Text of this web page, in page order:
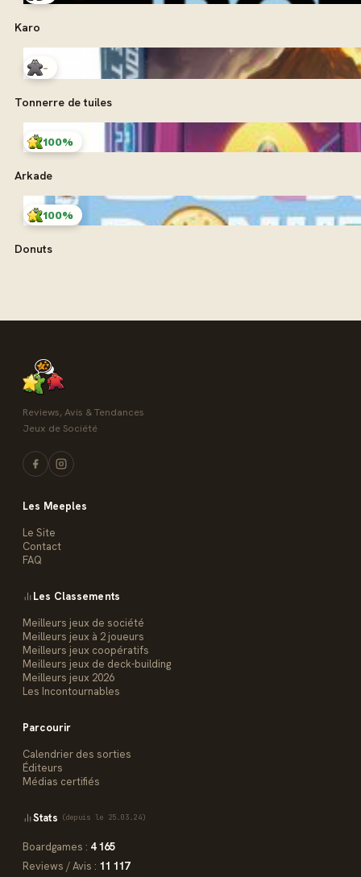
Karo
-
Tonnerre de tuiles
100%
Arkade
100%
Donuts
Reviews, Avis & Tendances
Jeux de Société
Les Meeples
Le Site
Contact
FAQ
Les Classements
Meilleurs jeux de société
Meilleurs jeux à 2 joueurs
Meilleurs jeux coopératifs
Meilleurs jeux de deck-building
Meilleurs jeux 2026
Les Incontournables
Parcourir
Calendrier des sorties
Éditeurs
Médias certifiés
Stats (depuis le 25.03.24)
Boardgames : 4 165
Reviews / Avis : 11 117